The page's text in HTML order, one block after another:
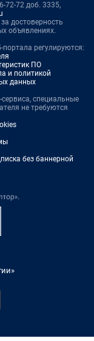
72-72 доб. 3335,
достоверность
объявлениях.
регулируются:
ПО
и политикой
данных
сервиса, специальные
не требуются
без баннерной